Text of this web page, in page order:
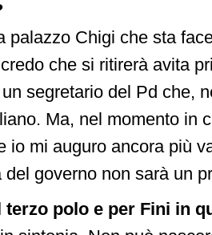
palazzo Chigi che sta
che si ritirerà avita
un segretario del Pd che,
Ma, nel momento in
io mi auguro ancora più
del governo non sarà un
terzo polo e per Fini in